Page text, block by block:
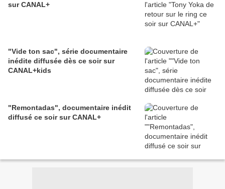
sur CANAL+
"Vide ton sac", série documentaire
inédite diffusée dès ce soir sur
CANAL+kids
"Remontadas", documentaire inédit
diffusé ce soir sur CANAL+